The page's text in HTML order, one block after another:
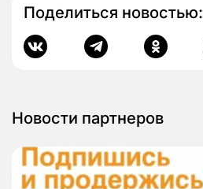
Поделиться новостью:
Новости партнеров